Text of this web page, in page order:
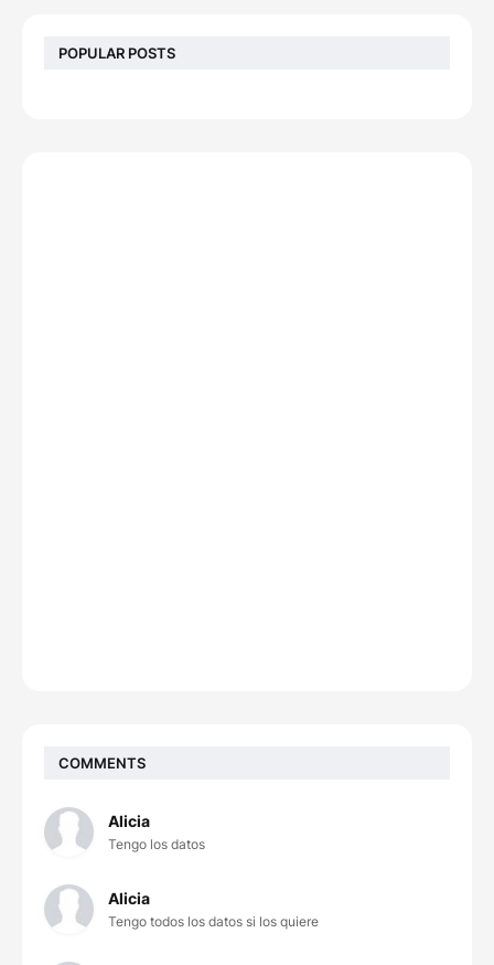
POPULAR POSTS
COMMENTS
Alicia
Tengo los datos
Alicia
Tengo todos los datos si los quiere